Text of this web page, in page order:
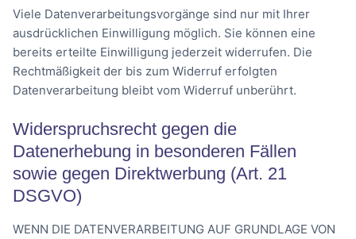
Viele Datenverarbeitungsvorgänge sind nur mit Ihrer
ausdrücklichen Einwilligung möglich. Sie können eine
bereits erteilte Einwilligung jederzeit widerrufen. Die
Rechtmäßigkeit der bis zum Widerruf erfolgten
Datenverarbeitung bleibt vom Widerruf unberührt.
Widerspruchsrecht gegen die
Datenerhebung in besonderen Fällen
sowie gegen Direktwerbung (Art. 21
DSGVO)
WENN DIE DATENVERARBEITUNG AUF GRUNDLAGE VON